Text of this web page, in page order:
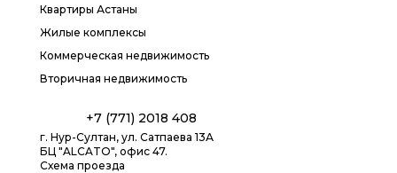
Квартиры Астаны
Жилые комплексы
Коммерческая недвижимость
Вторичная недвижимость
+7 (771) 2018 408
г. Нур-Султан, ул. Сатпаева 13А
БЦ "ALCATO", офис 47.
Схема проезда